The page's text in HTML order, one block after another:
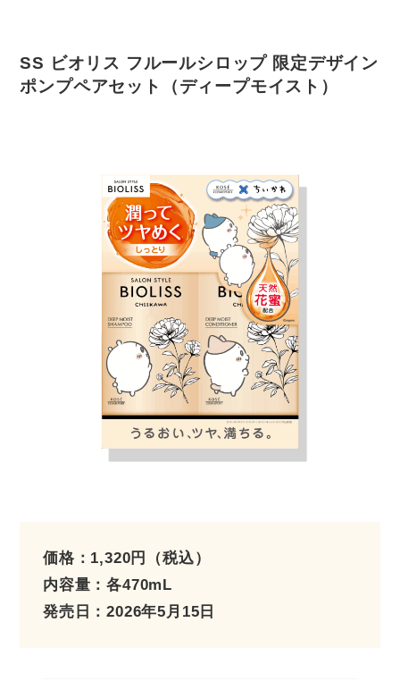
SS ビオリス フルールシロップ 限定デザイン
ポンプペアセット（ディープモイスト）
価格：1,320円（税込）
内容量：各470mL
発売日：2026年5月15日